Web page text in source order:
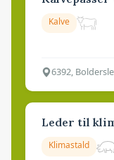
Kalve
6392,
Leder til
Klimastald